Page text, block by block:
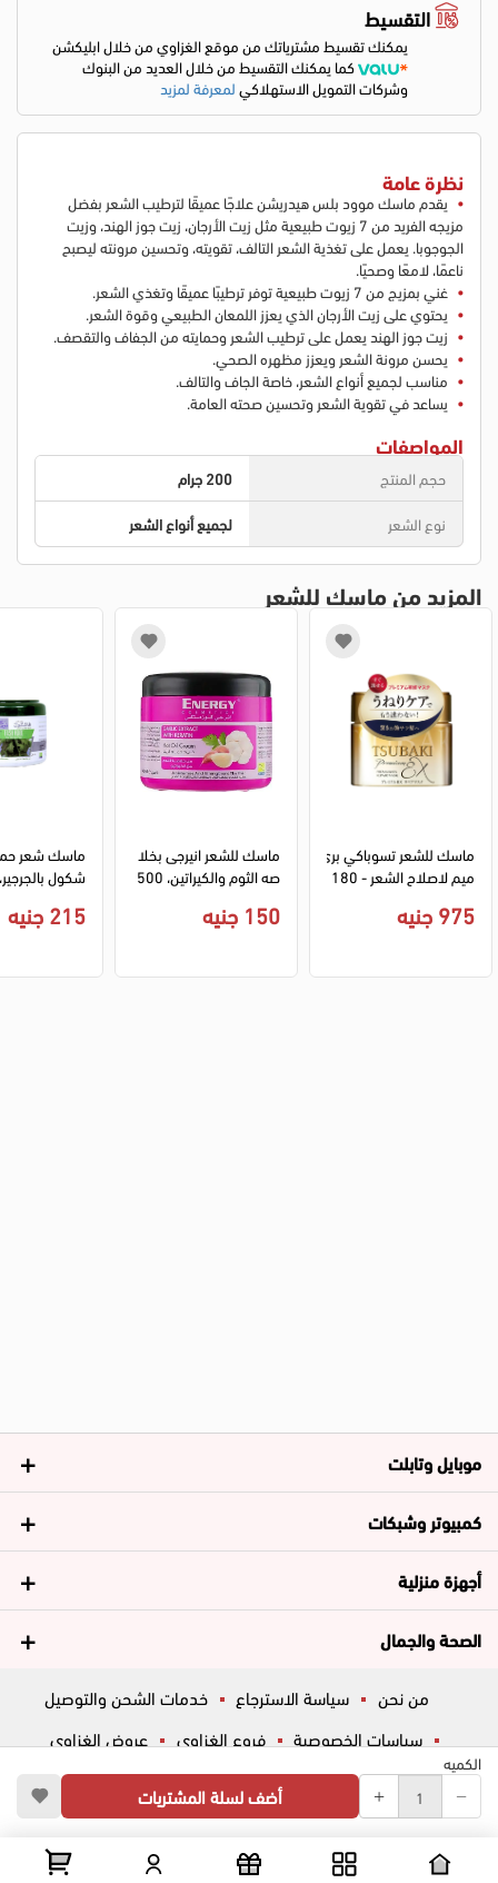
الكميه
أضف لسلة المشتريات
التقسيط
يمكنك تقسيط مشترياتك من موقع الغزاوي من خلال ابليكشن
كما يمكنك التقسيط من خلال العديد من البنوك
وشركات التمويل الاستهلاكيلمعرفة لمزيد
نظرة عامة
يقدم ماسك موود بلس هيدريشن علاجًا عميقًا لترطيب الشعر بفضل
مزيجه الفريد من 7 زيوت طبيعية مثل زيت الأرجان، زيت جوز الهند، وزيت
الجوجوبا. يعمل على تغذية الشعر التالف، تقويته، وتحسين مرونته ليصبح
ناعمًا، لامعًا وصحيًا.
غني بمزيج من 7 زيوت طبيعية توفر ترطيبًا عميقًا وتغذي الشعر.
يحتوي على زيت الأرجان الذي يعزز اللمعان الطبيعي وقوة الشعر.
زيت جوز الهند يعمل على ترطيب الشعر وحمايته من الجفاف والتقصف.
يحسن مرونة الشعر ويعزز مظهره الصحي.
مناسب لجميع أنواع الشعر، خاصة الجاف والتالف.
يساعد في تقوية الشعر وتحسين صحته العامة.
المواصفات
حجم المنتج
200 جرام
نوع الشعر
لجميع أنواع الشعر
المزيد من ماسك للشعر
ماسك للشعر تسوباكي بري
975 جنيه
ماسك للشعر انيرجى بخلا
150 جنيه
ماسك شعر
شكول بالجرجير، 500
215 جنيه
موبايل وتابلت
كمبيوتر وشبكات
أجهزة منزلية
الصحة والجمال
من نحن سياسة الاسترجاع
خدمات الشحن والتوصيل
سياسات الخصوصية
فروع الغزاوي
عروض الغزاوي
المساعدة
ڤاليو أسئلة شائعة